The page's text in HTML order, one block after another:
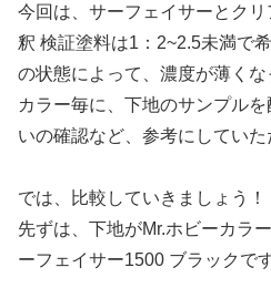
今回は、サーフェイサーとク
釈 検証塗料は1：2~2.5未満で
の状態によって、濃度が薄くな
カラー毎に、下地のサンプル
いの確認など、参考にしていた
では、比較していきましょう！
先ずは、下地がMr.ホビーカラ
ーフェイサー1500 ブラックです